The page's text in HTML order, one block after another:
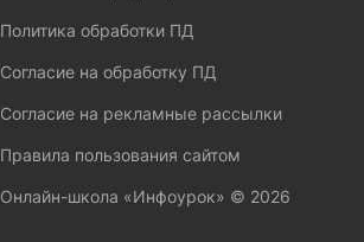
Политика обработки ПД
Согласие на обработку ПД
Согласие на рекламные рассылки
Правила пользования сайтом
Онлайн-школа «Инфоурок» © 2026